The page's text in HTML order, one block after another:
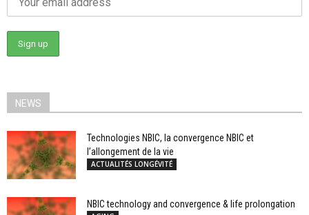
NEWS
Technologies NBIC, la convergence NBIC et
l’allongement de la vie
ACTUALITÉS LONGÉVITÉ
NBIC technology and convergence & life prolongation